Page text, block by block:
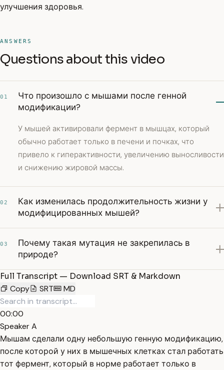
улучшения здоровья.
ANSWERS
Questions about this video
01
Что произошло с мышами после генной
модификации?
У мышей активировали фермент в мышцах, который
обычно работает только в печени и почках, что
привело к гиперактивности, увеличению выносливости
и снижению жировой массы.
02
Как изменилась продолжительность жизни у
модифицированных мышей?
03
Почему такая мутация не закрепилась в
природе?
Full Transcript — Download SRT & Markdown
Copy
SRT MD
00:00
Speaker A
Мышам сделали одну небольшую генную модификацию,
после которой у них в мышечных клетках стал работать
тот фермент, который в норме работает только в